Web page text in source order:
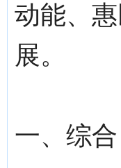
动能、
展。
一、综合